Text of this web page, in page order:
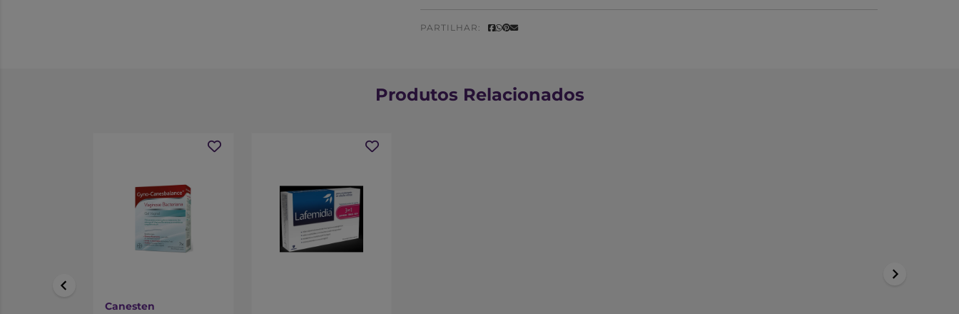
PARTILHAR:
Produtos Relacionados
Canesten